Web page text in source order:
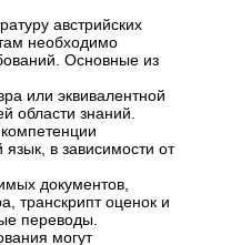
австрийских
необходимо
Основные из
или эквивалентной
области знаний.
в зависимости от
документов,
транскрипт оценок и
переводы.
могут